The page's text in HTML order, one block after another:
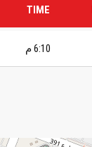
TIME
6:10 م